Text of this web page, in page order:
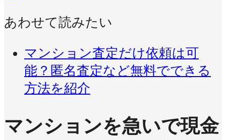
あわせて読みたい
マンション査定だけ依頼は可
能？匿名査定など無料でできる
方法を紹介
マンションを急いで現金